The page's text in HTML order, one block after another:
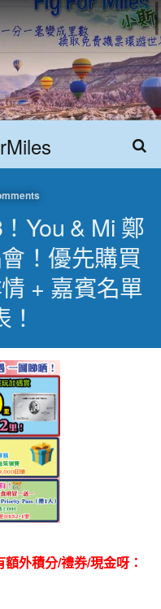
You & Mi 鄭
！優先購買
+ 嘉賓名單
外積分/禮券/現金呀：